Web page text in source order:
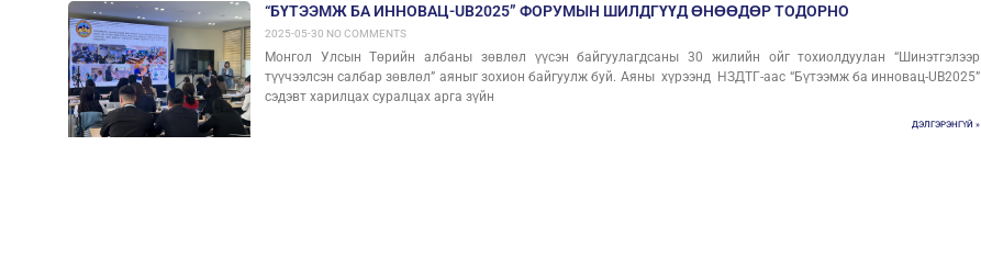
“БҮТЭЭМЖ БА ИННОВАЦ-UB2025” ФОРУМЫН ШИЛДГҮҮД ӨНӨӨДӨР ТОДОРНО
2025-05-30 NO COMMENTS
Монгол Улсын Төрийн албаны зөвлөл үүсэн байгуулагдсаны 30 жилийн ойг тохиолдуулан “Шинэтгэлээр
түүчээлсэн салбар зөвлөл” аяныг зохион байгуулж буй. Аяны хүрээнд НЗДТГ-аас “Бүтээмж ба инновац-UB2025”
сэдэвт харилцах суралцах арга зүйн
ДЭЛГЭРЭНГҮЙ »